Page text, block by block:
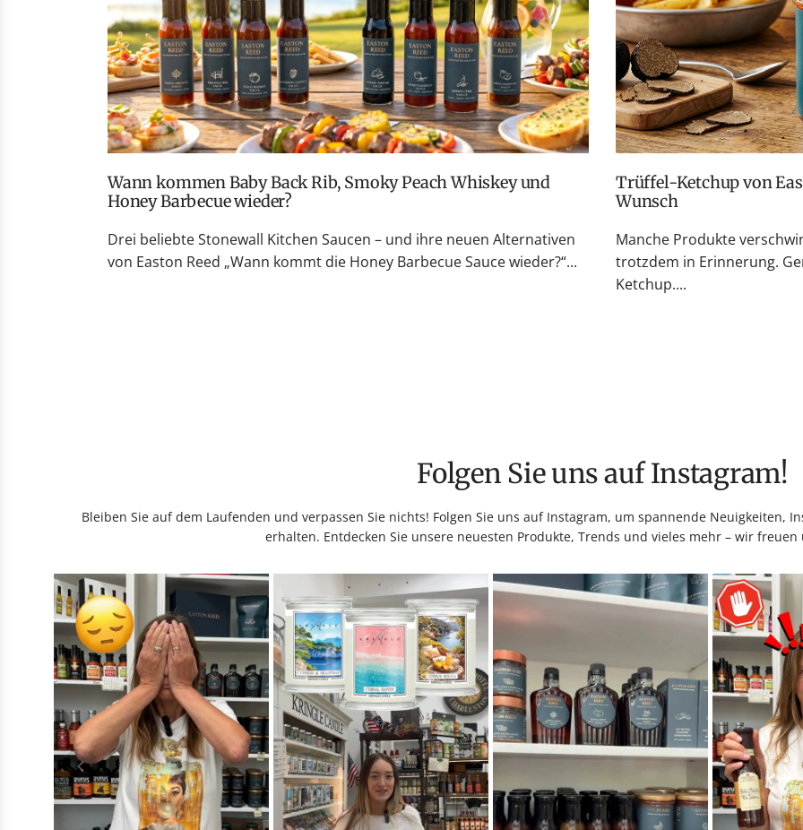
Wann kommen Baby Back Rib, Smoky Peach Whiskey und
Honey Barbecue wieder?
Drei beliebte Stonewall Kitchen Saucen – und ihre neuen Alternativen
von Easton Reed „Wann kommt die Honey Barbecue Sauce wieder?“...
Trüffel-Ketchup von Easton Reed: Zurück auf vielfachen
Wunsch
Manche Produkte
trotzdem in Erinnerung.
Ketchup....
Folgen Sie uns auf Instagram!
Bleiben Sie auf dem Laufenden und verpassen Sie nichts! Folgen Sie uns auf Instagram, um spannende Neuigkeiten,
erhalten. Entdecken Sie unsere neuesten Produkte, Trends und vieles mehr – wir freuen